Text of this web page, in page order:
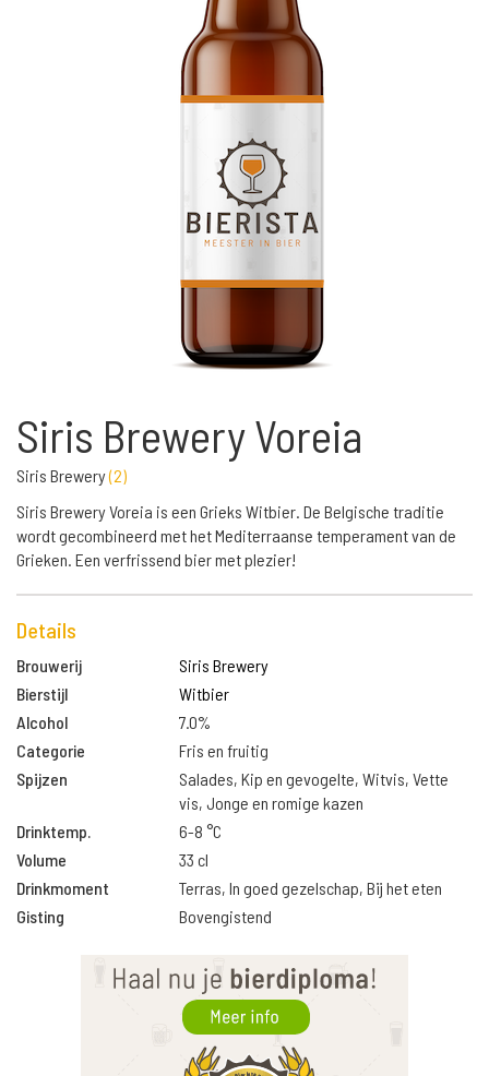
Siris Brewery Voreia
Siris Brewery(2)
Siris Brewery Voreia is een Grieks Witbier. De Belgische traditie
wordt gecombineerd met het Mediterraanse temperament van de
Grieken. Een verfrissend bier met plezier!
Details
Brouwerij
Siris Brewery
Bierstijl
Witbier
Alcohol
7.0%
Categorie
Fris en fruitig
Spijzen
Salades, Kip en gevogelte, Witvis, Vette
vis, Jonge en romige kazen
Drinktemp.
6-8 °C
Volume
33 cl
Drinkmoment
Terras, In goed gezelschap, Bij het eten
Gisting
Bovengistend